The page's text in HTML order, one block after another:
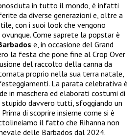
in tutto il mondo, è infatti
da diverse generazioni e, oltre a
con i suoi look che vengono
Come saprete la popstar è
e, in occasione del Grand
la festa che pone fine al Crop Over
del raccolto della canna da
proprio nella sua terra natale,
La parata celebrativa è
in maschera ed elaborati costumi di
stupido davvero tutti, sfoggiando un
di scoprire insieme come si è
il fatto che Rihanna non
delle Barbados dal 2024.